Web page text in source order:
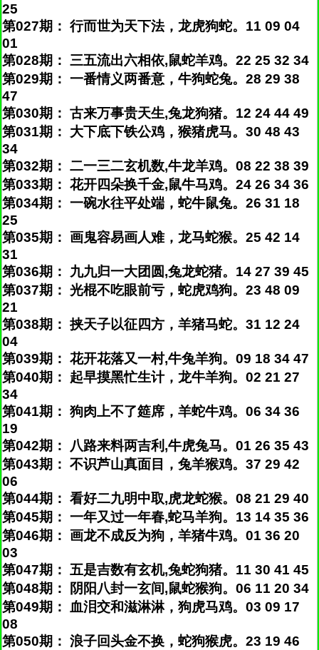
25
第027期： 行而世为天下法，龙虎狗蛇。11 09 04
01
第028期： 三五流出六相依,鼠蛇羊鸡。22 25 32 34
第029期： 一番情义两番意，牛狗蛇兔。28 29 38
47
第030期： 古来万事贵天生,兔龙狗猪。12 24 44 49
第031期： 大下底下铁公鸡，猴猪虎马。30 48 43
34
第032期： 二一三二玄机数,牛龙羊鸡。08 22 38 39
第033期： 花开四朵换千金,鼠牛马鸡。24 26 34 36
第034期： 一碗水往平处端，蛇牛鼠兔。26 31 18
25
第035期： 画鬼容易画人难，龙马蛇猴。25 42 14
31
第036期： 九九归一大团圆,兔龙蛇猪。14 27 39 45
第037期： 光棍不吃眼前亏，蛇虎鸡狗。23 48 09
21
第038期： 挟天子以征四方，羊猪马蛇。31 12 24
04
第039期： 花开花落又一村,牛兔羊狗。09 18 34 47
第040期： 起早摸黑忙生计，龙牛羊狗。02 21 27
34
第041期： 狗肉上不了筵席，羊蛇牛鸡。06 34 36
19
第042期： 八路来料两吉利,牛虎兔马。01 26 35 43
第043期： 不识芦山真面目，兔羊猴鸡。37 29 42
06
第044期： 看好二九明中取,虎龙蛇猴。08 21 29 40
第045期： 一年又过一年春,蛇马羊狗。13 14 35 36
第046期： 画龙不成反为狗，羊猪牛鸡。01 36 20
03
第047期： 五是吉数有玄机,兔蛇狗猪。11 30 41 45
第048期： 阴阳八封一玄间,鼠蛇猴狗。06 11 20 34
第049期： 血泪交和滋淋淋，狗虎马鸡。03 09 17
08
第050期： 浪子回头金不换，蛇狗猴虎。23 19 46